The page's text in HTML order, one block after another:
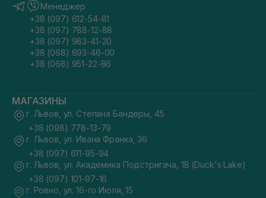
Менеджер
+38 (097) 612-54-81
+38 (097) 788-12-88
+38 (097) 983-41-20
+38 (068) 693-46-00
+38 (068) 951-22-86
МАГАЗИНЫ
г. Львов, ул. Степана Бандеры, 45
+38 (098) 778-13-79
г. Львов, ул. Ивана Франка, 36
+38 (097) 611-95-94
г. Львов, ул. Академика Подстригача, 1В (Duck's Lake)
+38 (097) 101-97-16
г. Ровно, ул. 16-го Июля, 15